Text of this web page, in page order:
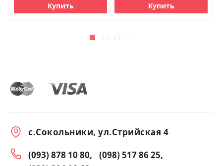
Купить Купить
с.Сокольники, ул.Стрийская 4
(093) 878 10 80
(098) 517 86 25